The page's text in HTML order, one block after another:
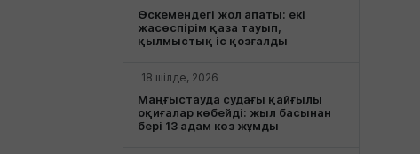
Өскемендегі жол апаты: екі
жасөспірім қаза тауып,
қылмыстық іс қозғалды
18 шілде, 2026
Маңғыстауда судағы қайғылы
оқиғалар көбейді: жыл басынан
бері 13 адам көз жұмды